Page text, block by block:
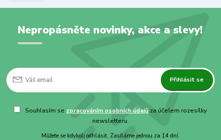
Nepropásněte novinky, akce a slevy!
Přihlásit se
Souhlasím se zpracováním osobních údajů za účelem rozesílky
newsletteru.
Můžete se kdykoli odhlásit. Zasíláme jednou za 14 dní.